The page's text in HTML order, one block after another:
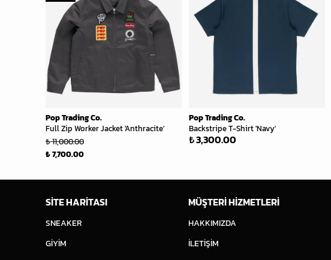
Pop Trading Co.
Full Zip Worker Jacket 'Anthracite'
₺ 11,000.00
₺ 7,700.00
Pop Trading Co.
Backstripe T-Shirt 'Navy'
₺ 3,300.00
SİTE HARİTASI
SNEAKER
GİYİM
MÜŞTERİ HİZMETLERİ
HAKKIMIZDA
İLETİŞİM